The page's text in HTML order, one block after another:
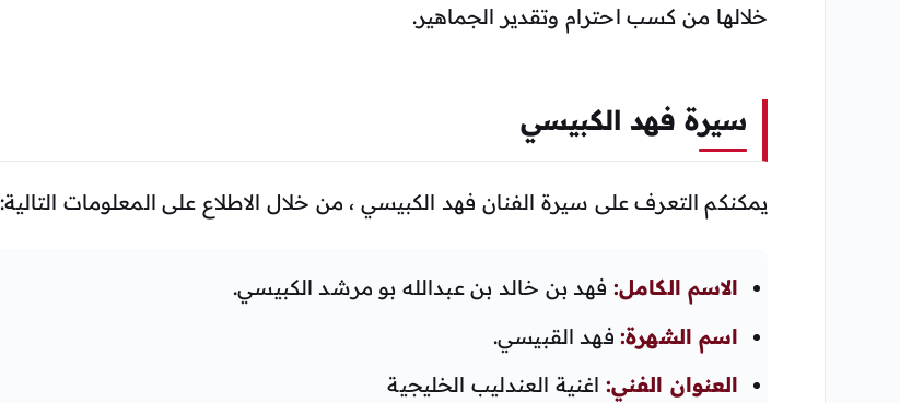
خلالها من كسب احترام وتقدير الجماهير.
سيرة فهد الكبيسي
يمكنكم التعرف على سيرة الفنان فهد الكبيسي ، من خلال الاطلاع على المعلومات التالية:
الاسم الكامل:فهد بن خالد بن عبدالله بو مرشد الكبيسي.
اسم الشهرة:فهد القبيسي.
العنوان الفني: اغنية العندليب الخليجية